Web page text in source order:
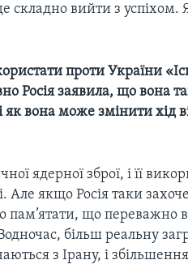
складно вийти з
проти України
Росія заявила, що вона
як вона може змінити хід
ядерної зброї, і її
якщо Росія таки
пам’ятати, що переважно
більш реальну
з Ірану, і